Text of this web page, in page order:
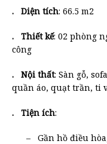
. Diện tích: 66.5 m2
. Thiết kế: 02 phòng
công
. Nội thất: Sàn gỗ,
quần áo, quạt trần, ti
. Tiện ích:
– Gần hồ điều hòa,